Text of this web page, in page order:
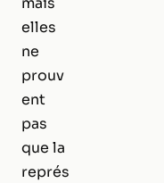
elles
ne
prouv
ent
pas
que la
représ